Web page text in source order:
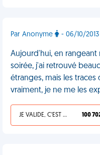
Par Anonyme - 06/10/
Aujourd'hui, en
soirée, j'ai retrouvé
étranges, mais les
vraiment, je ne me les
JE VALIDE, C'EST UNE VDM 100